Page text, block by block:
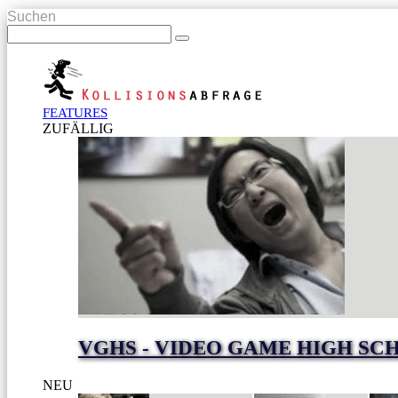
Suchen
FEATURES
ZUFÄLLIG
VGHS - VIDEO GAME HIGH
NEU